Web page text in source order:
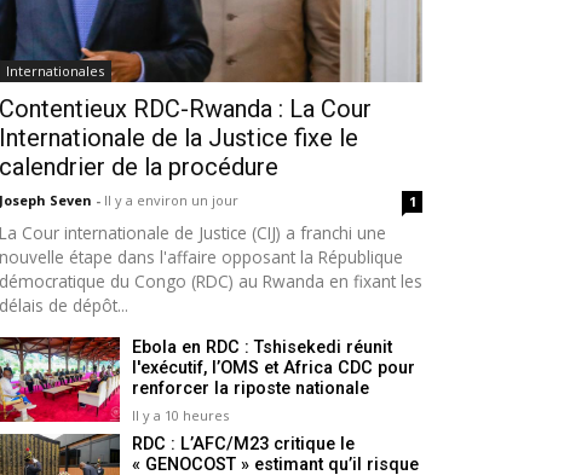
Internationales
Contentieux RDC-Rwanda : La Cour
Internationale de la Justice fixe le
calendrier de la procédure
Joseph Seven - Il y a environ un jour 1
La Cour internationale de Justice (CIJ) a franchi une
nouvelle étape dans l'affaire opposant la République
démocratique du Congo (RDC) au Rwanda en fixant les
délais de dépôt...
Ebola en RDC : Tshisekedi réunit
l'exécutif, l’OMS et Africa CDC pour
renforcer la riposte nationale
Il y a 10 heures
RDC : L’AFC/M23 critique le
« GENOCOST » estimant qu’il risque